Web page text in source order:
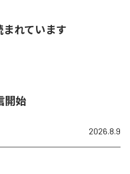
れています
開始
2026.8.9